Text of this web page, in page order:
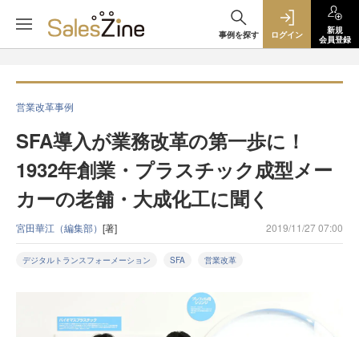
事例を探す ログイン
新規
会員登録
営業改革事例
SFA導入が業務改革の第一歩に！
1932年創業・プラスチック成型メー
カーの老舗・大成化工に聞く
宮田華江（編集部） [著] 2019/11/27 07:00
デジタルトランスフォーメーション SFA 営業改革